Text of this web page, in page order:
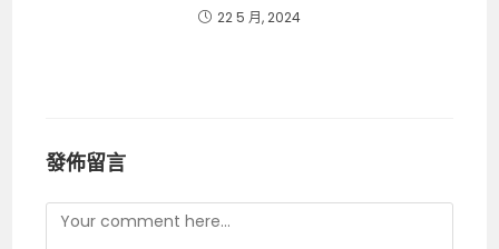
22 5 月, 2024
發佈留言
Comment